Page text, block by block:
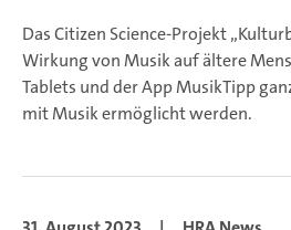
Das Citizen Science-Projekt
Wirkung von Musik auf ältere
Tablets und der App MusikTipp
mit Musik ermöglicht werden.